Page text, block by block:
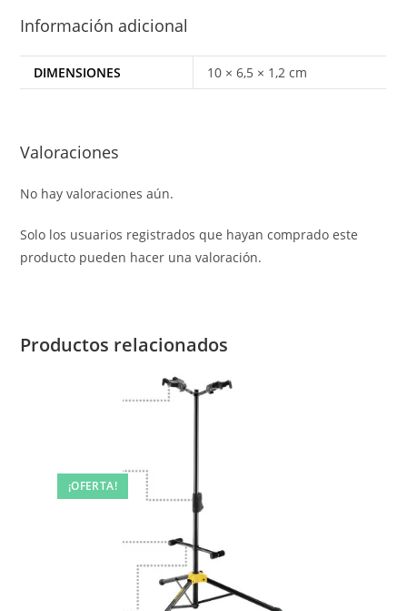
Información adicional
DIMENSIONES 10 × 6,5 × 1,2 cm
Valoraciones
No hay valoraciones aún.
Solo los usuarios registrados que hayan comprado este
producto pueden hacer una valoración.
Productos relacionados
¡OFERTA!